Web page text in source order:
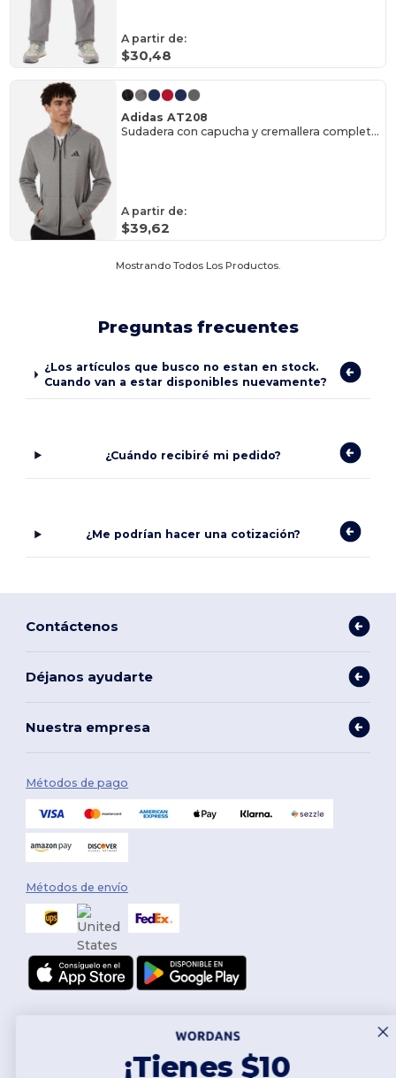
A partir de:
$30,48
Adidas AT208
Sudadera con capucha y cremallera completa de forro polar Game & Go para hombre
A partir de:
$39,62
Mostrando Todos Los Productos.
Preguntas frecuentes
¿Los artículos que busco no estan en stock.
Cuando van a estar disponibles nuevamente?
¿Cuándo recibiré mi pedido?
¿Me podrían hacer una cotización?
Contáctenos
Déjanos ayudarte
Nuestra empresa
Métodos de pago
Métodos de envío
¡Tienes $10